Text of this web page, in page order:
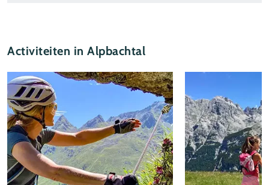
Alpbachtal Tourismus
Geniet onderweg van een pauze in een berghut
(Farmkehralm)
Een familievakantie in het Alpbachtal
Het Alpbachtal is een 'geheimtip' voor families die
houden van natuur, wandelen en avontuur! Het
hele jaar door staat deze vakantiebestemming te
Activiteiten in Alpbachtal